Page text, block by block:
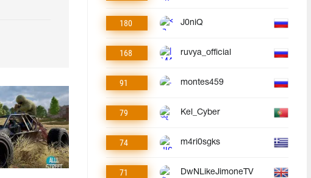
180 J0niQ
168 ruvya_official
91 montes459
79 Kel_Cyber
74 m4ri0sgks
71 DwNLikeJimoneTV